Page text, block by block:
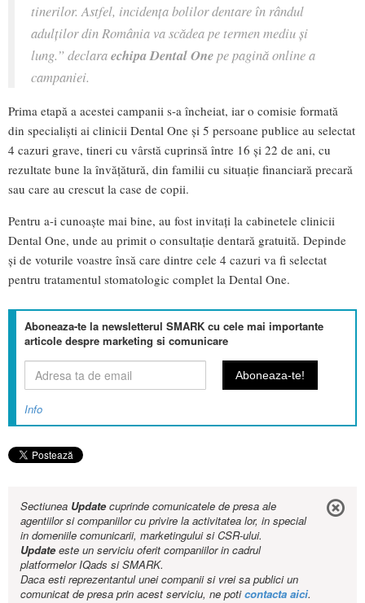
tinerilor. Astfel, incidenţa bolilor dentare în rândul
adulţilor din România va scădea pe termen mediu şi
lung.” declaraechipa Dental Onepe pagină online a
campaniei.
Prima etapă a acestei campanii s-a încheiat, iar o comisie formată
din specialişti ai clinicii Dental One şi 5 persoane publice au selectat
4 cazuri grave, tineri cu vârstă cuprinsă între 16 şi 22 de ani, cu
rezultate bune la învăţătură, din familii cu situaţie financiară precară
sau care au crescut la case de copii.
Pentru a-i cunoaşte mai bine, au fost invitaţi la cabinetele clinicii
Dental One, unde au primit o consultaţie dentară gratuită. Depinde
şi de voturile voastre însă care dintre cele 4 cazuri va fi selectat
pentru tratamentul stomatologic complet la Dental One.
Aboneaza-te la newsletterul SMARK cu cele mai importante
articole despre marketing si comunicare
Info
Sectiunea Updatecuprinde comunicatele de presa ale
agentiilor si companiilor cu privire la activitatea lor, in special
in domeniile comunicarii, marketingului si CSR-ului.
Updateeste un serviciu oferit companiilor in cadrul
platformelor IQads si SMARK.
Daca esti reprezentantul unei companii si vrei sa publici un
comunicat de presa prin acest serviciu, ne poticontacta aici.